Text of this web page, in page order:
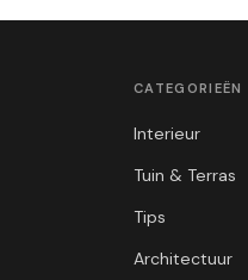
CATEGORIEËN
Interieur
Tuin & Terras
Tips
Architectuur